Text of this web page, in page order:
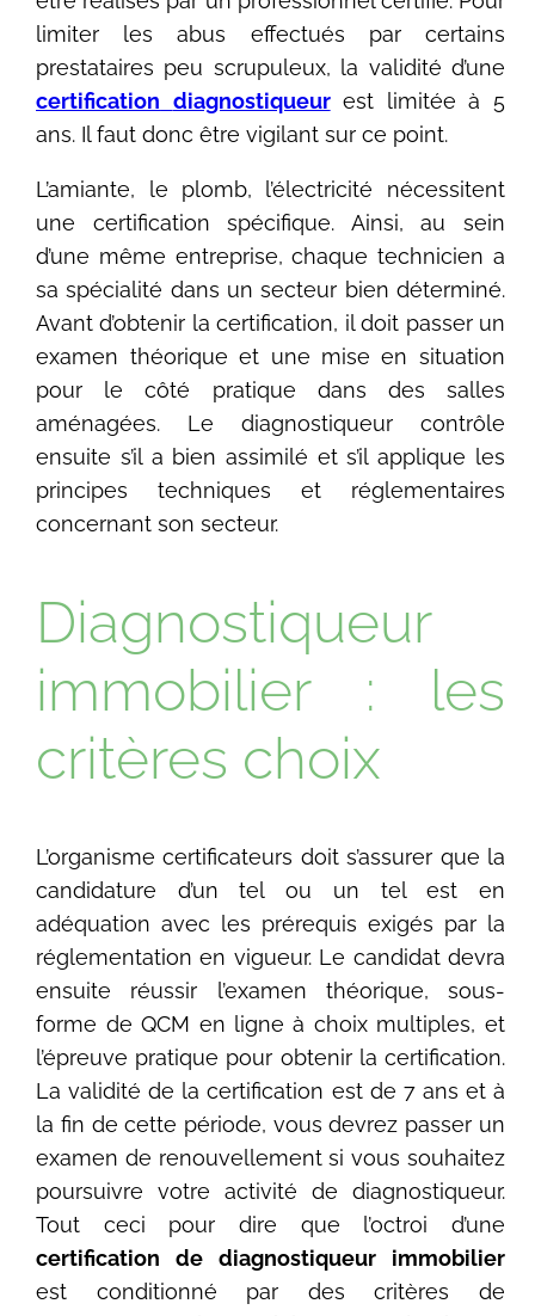
limiter les abus effectués par certains
prestataires peu scrupuleux, la validité d’une
certification diagnostiqueurest limitée à 5
ans. Il faut donc être vigilant sur ce point.
L’amiante, le plomb, l’électricité nécessitent
une certification spécifique. Ainsi, au sein
d’une même entreprise, chaque technicien a
sa spécialité dans un secteur bien déterminé.
Avant d’obtenir la certification, il doit passer un
examen théorique et une mise en situation
pour le côté pratique dans des salles
aménagées. Le diagnostiqueur contrôle
ensuite s’il a bien assimilé et s’il applique les
principes techniques et réglementaires
concernant son secteur.
Diagnostiqueur
immobilier : les
critères choix
L’organisme certificateurs doit s’assurer que la
candidature d’un tel ou un tel est en
adéquation avec les prérequis exigés par la
réglementation en vigueur. Le candidat devra
ensuite réussir l’examen théorique, sous-
forme de QCM en ligne à choix multiples, et
l’épreuve pratique pour obtenir la certification.
La validité de la certification est de 7 ans et à
la fin de cette période, vous devrez passer un
examen de renouvellement si vous souhaitez
poursuivre votre activité de diagnostiqueur.
Tout ceci pour dire que l’octroi d’une
certification de diagnostiqueur immobilier
est conditionné par des critères de